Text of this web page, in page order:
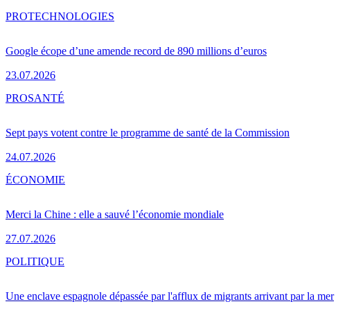
Google écope d’une amende record de 890 millions d’euros
23.07.2026
PROTECHNOLOGIES
Sept pays votent contre le programme de santé de la Commission
24.07.2026
PROSANTÉ
Merci la Chine : elle a sauvé l’économie mondiale
27.07.2026
ÉCONOMIE
Une enclave espagnole dépassée par l'afflux de migrants arrivant par la mer
POLITIQUE